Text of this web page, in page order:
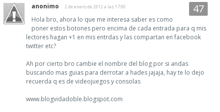
anonimo 2 de enero de 2012 a las 17:00
Hola bro, ahora lo que me interesa saber es como
poner estos botones pero encima de cada entrada para q mis
lectores hagan +1 en mis entrdas y las compartan en facebook
twitter etc?
Ah por cierto bro cambie el nombre del blog por si andas
buscando mas guias para derrotar a hades jajaja, hay te lo dejo
recuerda q es de videojuegos y consolas
www.blogvidadoble.blogspot.com